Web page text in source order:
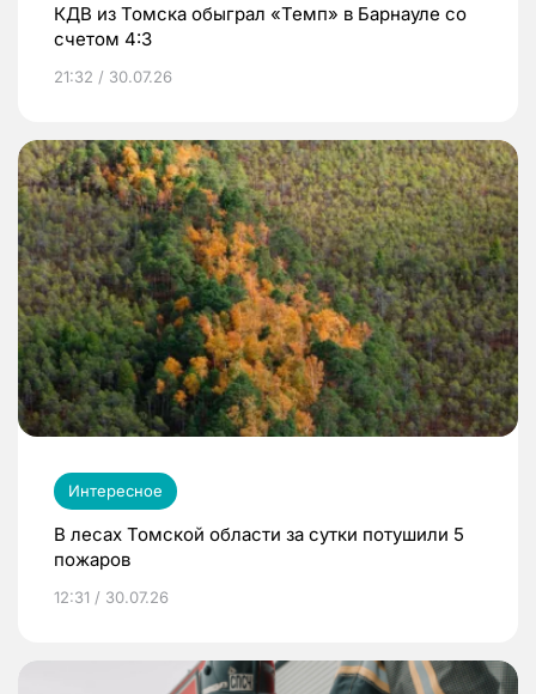
КДВ из Томска обыграл «Темп» в Барнауле со
счетом 4:3
21:32 / 30.07.26
Интересное
В лесах Томской области за сутки потушили 5
пожаров
12:31 / 30.07.26